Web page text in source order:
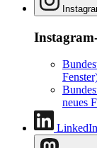
neues
LinkedIn